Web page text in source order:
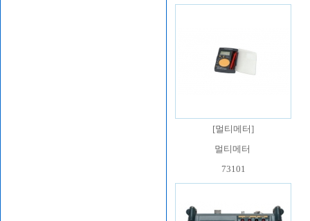
[멀티메터 ]
멀티메터
73101